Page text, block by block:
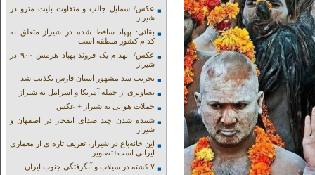
عکس/ شمایل جالب و متفاوت بلیت مترو در
شیراز
بقائی: پهپاد ساقط شده در شیراز متعلق به
کدام کشور منطقه است
عکس/ انهدام یک فروند پهپاد هرمس ۹۰۰ در
شیراز
تخریب سد مشهور استان فارس تکذیب شد
تصاویری از حمله آمریکا و اسراییل به شیراز
حملات هوایی به شیراز + عکس
شنیده شدن چند صدای انفجار در اصفهان و
شیراز
این خانه‌باغ در شیراز، تعریف تازه‌ای از معماری
ایرانی است+تصاویر
۷ کشته در سیلاب و آبگرفتگی جنوب ایران